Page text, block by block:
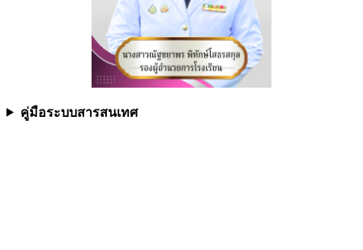
คู่มือระบบสารสนเทศ